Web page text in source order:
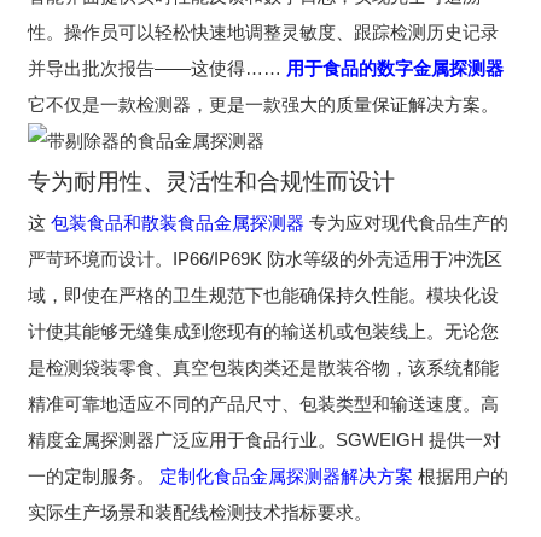
性。操作员可以轻松快速地调整灵敏度、跟踪检测历史记录
并导出批次报告——这使得…… 用于食品的数字金属探测器
它不仅是一款检测器，更是一款强大的质量保证解决方案。
专为耐用性、灵活性和合规性而设计
这 包装食品和散装食品金属探测器 专为应对现代食品生产的
严苛环境而设计。IP66/IP69K 防水等级的外壳适用于冲洗区
域，即使在严格的卫生规范下也能确保持久性能。模块化设
计使其能够无缝集成到您现有的输送机或包装线上。无论您
是检测袋装零食、真空包装肉类还是散装谷物，该系统都能
精准可靠地适应不同的产品尺寸、包装类型和输送速度。高
精度金属探测器广泛应用于食品行业。SGWEIGH 提供一对
一的定制服务。 定制化食品金属探测器解决方案 根据用户的
实际生产场景和装配线检测技术指标要求。